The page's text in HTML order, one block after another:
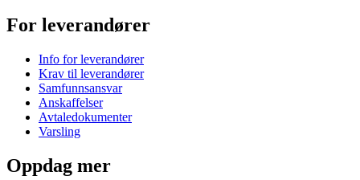
For leverandører
Info for leverandører
Krav til leverandører
Samfunnsansvar
Anskaffelser
Avtaledokumenter
Varsling
Oppdag mer